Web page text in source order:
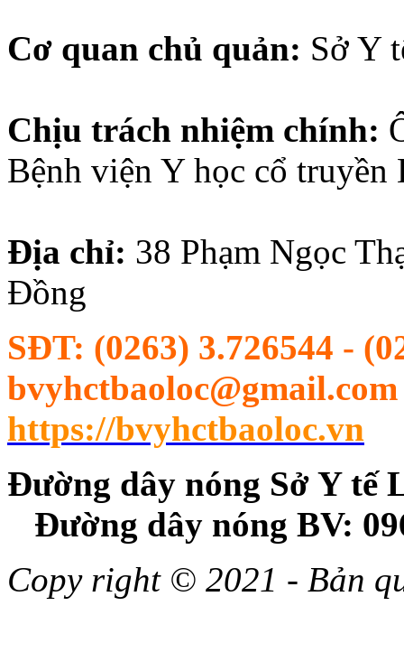
Cơ quan chủ quản: Sở Y
Chịu trách nhiệm chính:
Bệnh viện Y học cổ truyền
Địa chỉ: 38 Phạm Ngọc
Đồng
SĐT: (0263) 3.726544 -
https://bvyhctbaoloc.vn
Đường dây nóng Sở
Đường dây nóng BV:
Copy right © 2021 - Bản